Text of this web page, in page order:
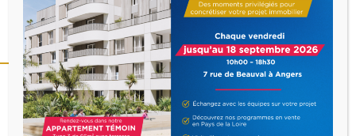
Programme « Les Rives
de l’Authion »